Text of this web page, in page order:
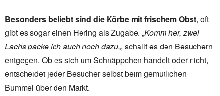
Besonders beliebt sind die Körbe mit frischem Obst, oft
gibt es sogar einen Hering als Zugabe. „Komm her, zwei
Lachs packe ich auch noch dazu„, schallt es den Besuchern
entgegen. Ob es sich um Schnäppchen handelt oder nicht,
entscheidet jeder Besucher selbst beim gemütlichen
Bummel über den Markt.